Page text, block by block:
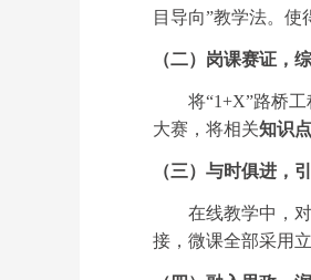
目导向”教学法。使
（二）岗课赛证，
将“1+X”路桥
大赛，将相关知识
（三）与时俱进，
在线教学中，
接，微课全部采用